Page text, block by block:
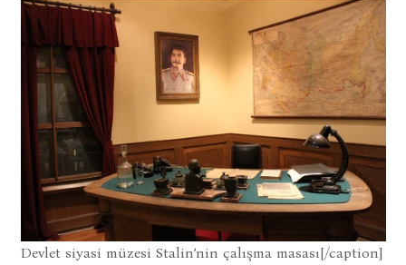
Devlet siyasi müzesi Stalin’nin çalışma masası[/caption]